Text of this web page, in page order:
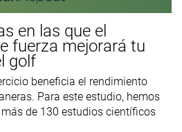
en las que el
fuerza mejorará tu
golf
beneficia el rendimiento
Para este estudio, hemos
de 130 estudios científicos